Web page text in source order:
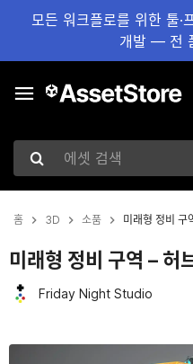
모든 워크플로를 위한 툴·
개발 — 전
에셋 검색
홈 3D 소품 미래형 정비 구
미래형 정비 구역 – 허
Friday Night Studio